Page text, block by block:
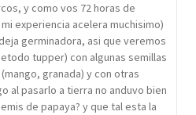
y como vos 72 horas de
experiencia acelera muchisimo)
germinadora, asi que veremos
tupper) con algunas semillas
granada) y con otras
al pasarlo a tierra no anduvo bien
de papaya? y que tal esta la